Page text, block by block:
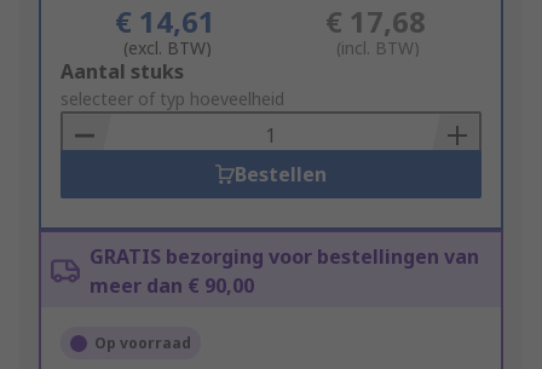
€ 14,61
(excl. BTW)
€ 17,68
(incl. BTW)
Add
to
Basket
Aantal stuks
selecteer of typ hoeveelheid
Bestellen
GRATIS bezorging voor bestellingen van
meer dan € 90,00
Op voorraad